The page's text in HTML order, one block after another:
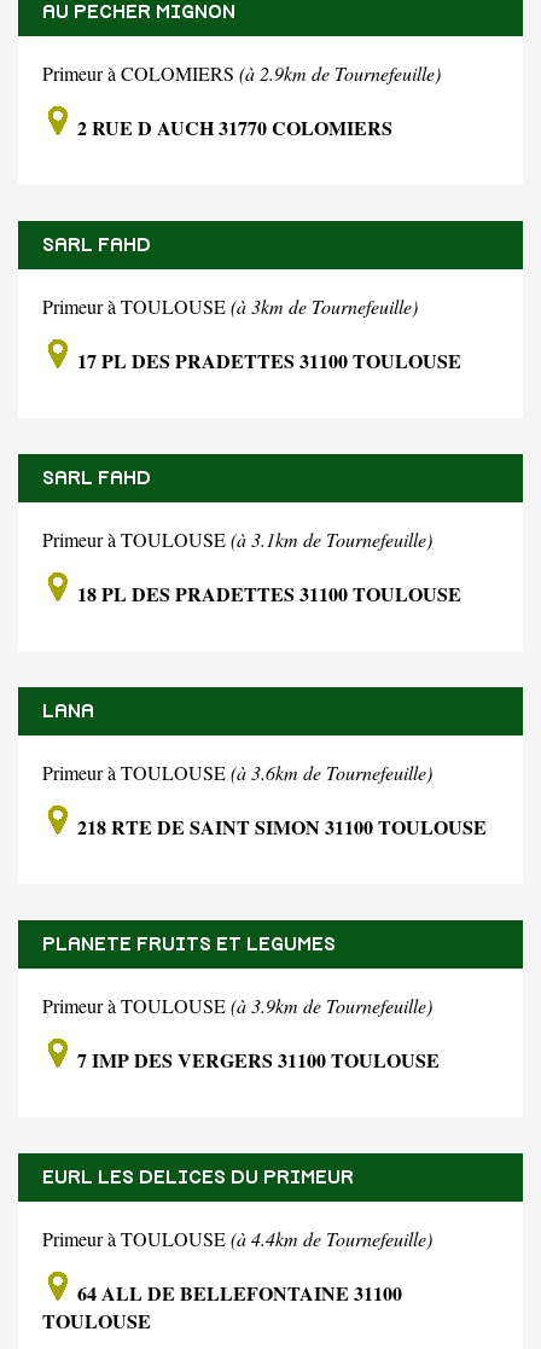
AU PECHER MIGNON
Primeur à COLOMIERS (à 2.9km de Tournefeuille)
2 RUE D AUCH 31770 COLOMIERS
SARL FAHD
Primeur à TOULOUSE(à 3km de Tournefeuille)
17 PL DES PRADETTES 31100 TOULOUSE
SARL FAHD
Primeur à TOULOUSE(à 3.1km de Tournefeuille)
18 PL DES PRADETTES 31100 TOULOUSE
LANA
Primeur à TOULOUSE(à 3.6km de Tournefeuille)
218 RTE DE SAINT SIMON 31100 TOULOUSE
PLANETE FRUITS ET LEGUMES
Primeur à TOULOUSE(à 3.9km de Tournefeuille)
7 IMP DES VERGERS 31100 TOULOUSE
EURL LES DELICES DU PRIMEUR
Primeur à TOULOUSE(à 4.4km de Tournefeuille)
64 ALL DE BELLEFONTAINE 31100
TOULOUSE